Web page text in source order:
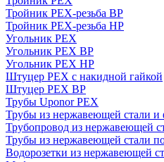
Тройник PEX-резьба ВР
Тройник PEX-резьба НР
Угольник PEX
Угольник PEX ВР
Угольник PEX НР
Штуцер PEX c накидной гайкой
Штуцер PEX ВР
Трубы Uponor PEX
Трубы из нержавеющей стали
Трубопровод из нержавеющей
Трубы из нержавеющей стали
Водорозетки из нержавеющей